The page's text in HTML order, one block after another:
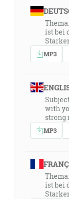
ist bei
MP3
with
strong
MP3
ist bei